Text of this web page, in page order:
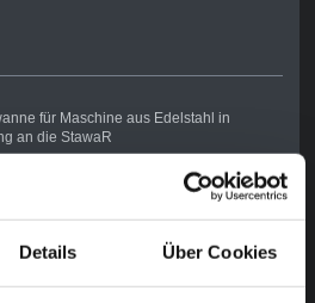
Details Über Cookies
für Maschine aus Edelstahl in
an die StawaR